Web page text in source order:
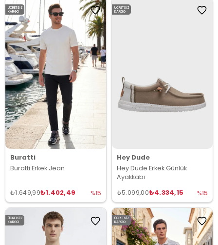
Buratti
Buratti Erkek Jean
₺1.402,49
₺1.649,99 %15
ÜCRETSIZ
KARGO
Hey Dude
Hey Dude Erkek Günlük
Ayakkabı
₺4.334,15
₺5.099,00 %15
ÜCRETSIZ
KARGO
ÜCRETSIZ
KARGO
ÜCRETSIZ
KARGO